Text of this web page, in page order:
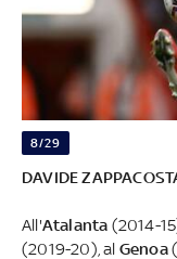
8/29
DAVIDE
All'Atalanta (2014-
(2019-20), al Genoa